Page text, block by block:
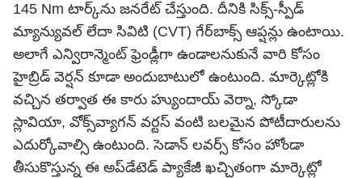
145 Nm టార్క్‌ను జనరేట్ చేస్తుంది. దీనికి సిక్స్-స్పీడ్
మ్యాన్యువల్ లేదా సివిటి (CVT) గేర్‌బాక్స్ ఆప్షన్లు ఉంటాయి.
అలాగే ఎన్విరాన్మెంట్ ఫ్రెండ్లీగా ఉండాలనుకునే వారి కోసం
హైబ్రిడ్ వెర్షన్ కూడా అందుబాటులో ఉంటుంది. మార్కెట్లోకి
వచ్చిన తర్వాత ఈ కారు హ్యుందాయ్ వెర్నా, స్కోడా
స్లావియా, వోక్స్‌వ్యాగన్ వర్టస్ వంటి బలమైన పోటీదారులను
ఎదుర్కోవాల్సి ఉంటుంది. సెడాన్ లవర్స్ కోసం హోండా
తీసుకొస్తున్న ఈ అప్‌డేటెడ్ ప్యాకేజీ ఖచ్చితంగా మార్కెట్లో